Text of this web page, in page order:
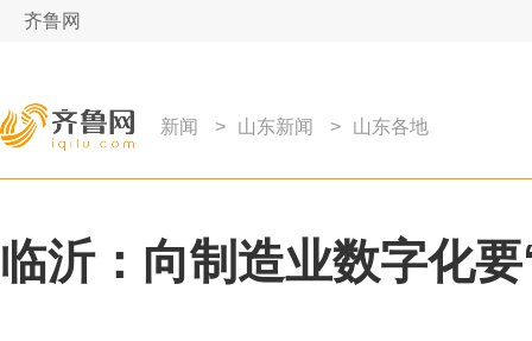
齐鲁网
新闻 > 山东新闻 > 山东各地
临沂：向制造业数字化